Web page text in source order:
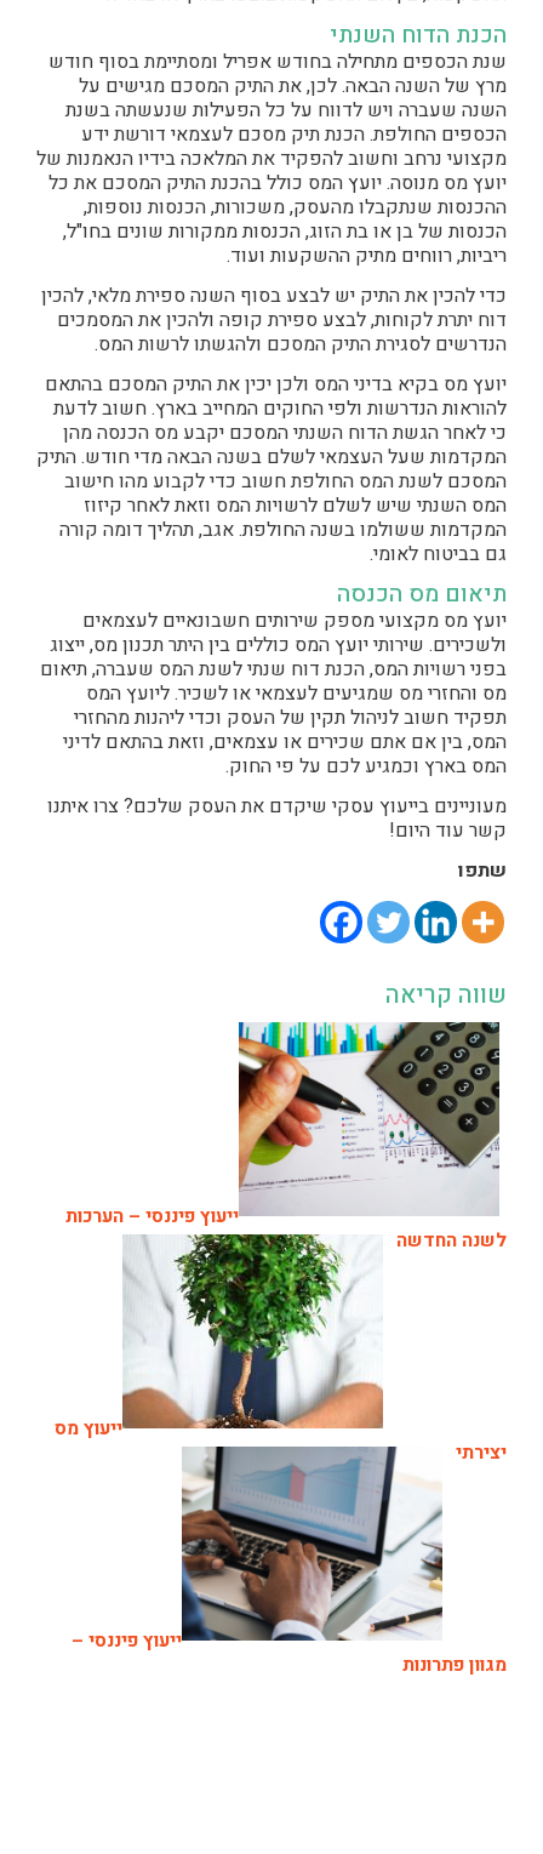
הכנת הדוח השנתי
שנת הכספים מתחילה בחודש אפריל ומסתיימת בסוף חודש
מרץ של השנה הבאה. לכן, את התיק המסכם מגישים על
השנה שעברה ויש לדווח על כל הפעילות שנעשתה בשנת
הכספים החולפת. הכנת תיק מסכם לעצמאי דורשת ידע
מקצועי נרחב וחשוב להפקיד את המלאכה בידיו הנאמנות של
יועץ מס מנוסה. יועץ המס כולל בהכנת התיק המסכם את כל
ההכנסות שנתקבלו מהעסק, משכורות, הכנסות נוספות,
הכנסות של בן או בת הזוג, הכנסות ממקורות שונים בחו"ל,
ריביות, רווחים מתיק ההשקעות ועוד.
כדי להכין את התיק יש לבצע בסוף השנה ספירת מלאי, להכין
דוח יתרת לקוחות, לבצע ספירת קופה ולהכין את המסמכים
הנדרשים לסגירת התיק המסכם ולהגשתו לרשות המס.
יועץ מס בקיא בדיני המס ולכן יכין את התיק המסכם בהתאם
להוראות הנדרשות ולפי החוקים המחייב בארץ. חשוב לדעת
כי לאחר הגשת הדוח השנתי המסכם יקבע מס הכנסה מהן
המקדמות שעל העצמאי לשלם בשנה הבאה מדי חודש. התיק
המסכם לשנת המס החולפת חשוב כדי לקבוע מהו חישוב
המס השנתי שיש לשלם לרשויות המס וזאת לאחר קיזוז
המקדמות ששולמו בשנה החולפת. אגב, תהליך דומה קורה
גם בביטוח לאומי.
תיאום מס הכנסה
יועץ מס מקצועי מספק שירותים חשבונאיים לעצמאים
ולשכירים. שירותי יועץ המס כוללים בין היתר תכנון מס, ייצוג
בפני רשויות המס, הכנת דוח שנתי לשנת המס שעברה, תיאום
מס והחזרי מס שמגיעים לעצמאי או לשכיר. ליועץ המס
תפקיד חשוב לניהול תקין של העסק וכדי ליהנות מהחזרי
המס, בין אם אתם שכירים או עצמאים, וזאת בהתאם לדיני
המס בארץ וכמגיע לכם על פי החוק.
מעוניינים בייעוץ עסקי שיקדם את העסק שלכם? צרו איתנו
קשר עוד היום!
שתפו
שווה קריאה
ייעוץ פיננסי – הערכות
לשנה החדשה
ייעוץ מס
יצירתי
ייעוץ פיננסי –
מגוון פתרונות